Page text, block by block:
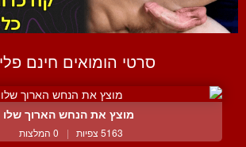
סרטי הומואים חינם
מוצץ את הנחש הארוך שלו
5163 צפיות | 0 המלצות